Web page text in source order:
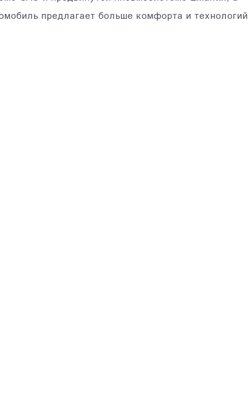
предлагает больше комфорта и технологий